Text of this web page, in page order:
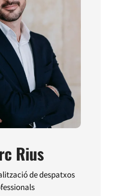
Rius
de despatxos